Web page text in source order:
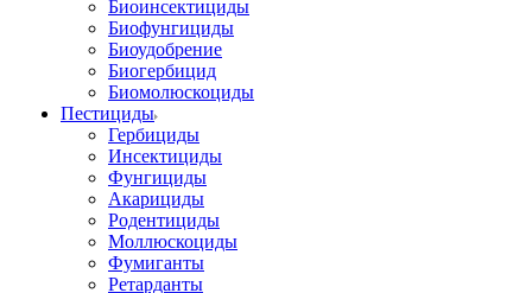
Биоинсектициды
Биофунгициды
Биоудобрение
Биогербицид
Биомолюскоциды
Пестициды
Гербициды
Инсектициды
Фунгициды
Акарициды
Родентициды
Моллюскоциды
Фумиганты
Ретарданты